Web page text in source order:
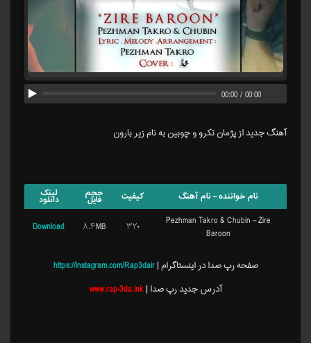
00:00/00:00
آهنگ جدید از پژمان تکرو و چوبین به نام زیر بارون
نام خواننده – نام آهنگ کیفیت حجم
فایل لینک
دانلود
Pezhman Takro & Chubin – Zire
Baroon
۳۲۰ ۸.۴MB Download
صفحه رپ صدا در اینستاگرام |https://instagram.com/Rap3dair
آدرس جدید رپ صدا |www.rap-3da.ink